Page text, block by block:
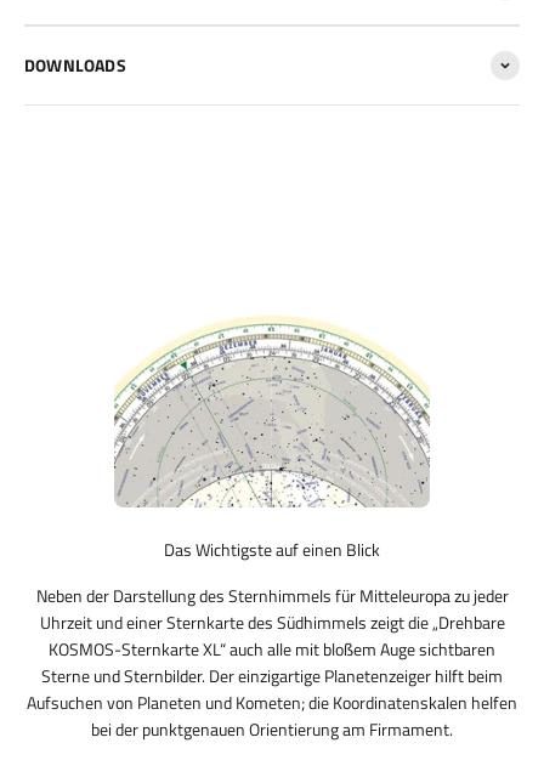
DOWNLOADS
Das Wichtigste auf einen Blick
Neben der Darstellung des Sternhimmels für Mitteleuropa zu jeder
Uhrzeit und einer Sternkarte des Südhimmels zeigt die „Drehbare
KOSMOS-Sternkarte XL“ auch alle mit bloßem Auge sichtbaren
Sterne und Sternbilder. Der einzigartige Planetenzeiger hilft beim
Aufsuchen von Planeten und Kometen; die Koordinatenskalen helfen
bei der punktgenauen Orientierung am Firmament.